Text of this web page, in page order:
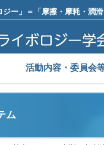
ジー」＝「摩擦・摩耗・潤
活動内容・委員会
ム